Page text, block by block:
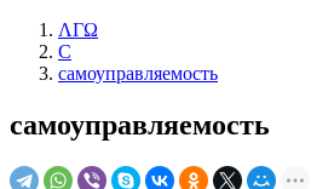
ΛΓΩ
С
самоуправляемость
самоуправляемость